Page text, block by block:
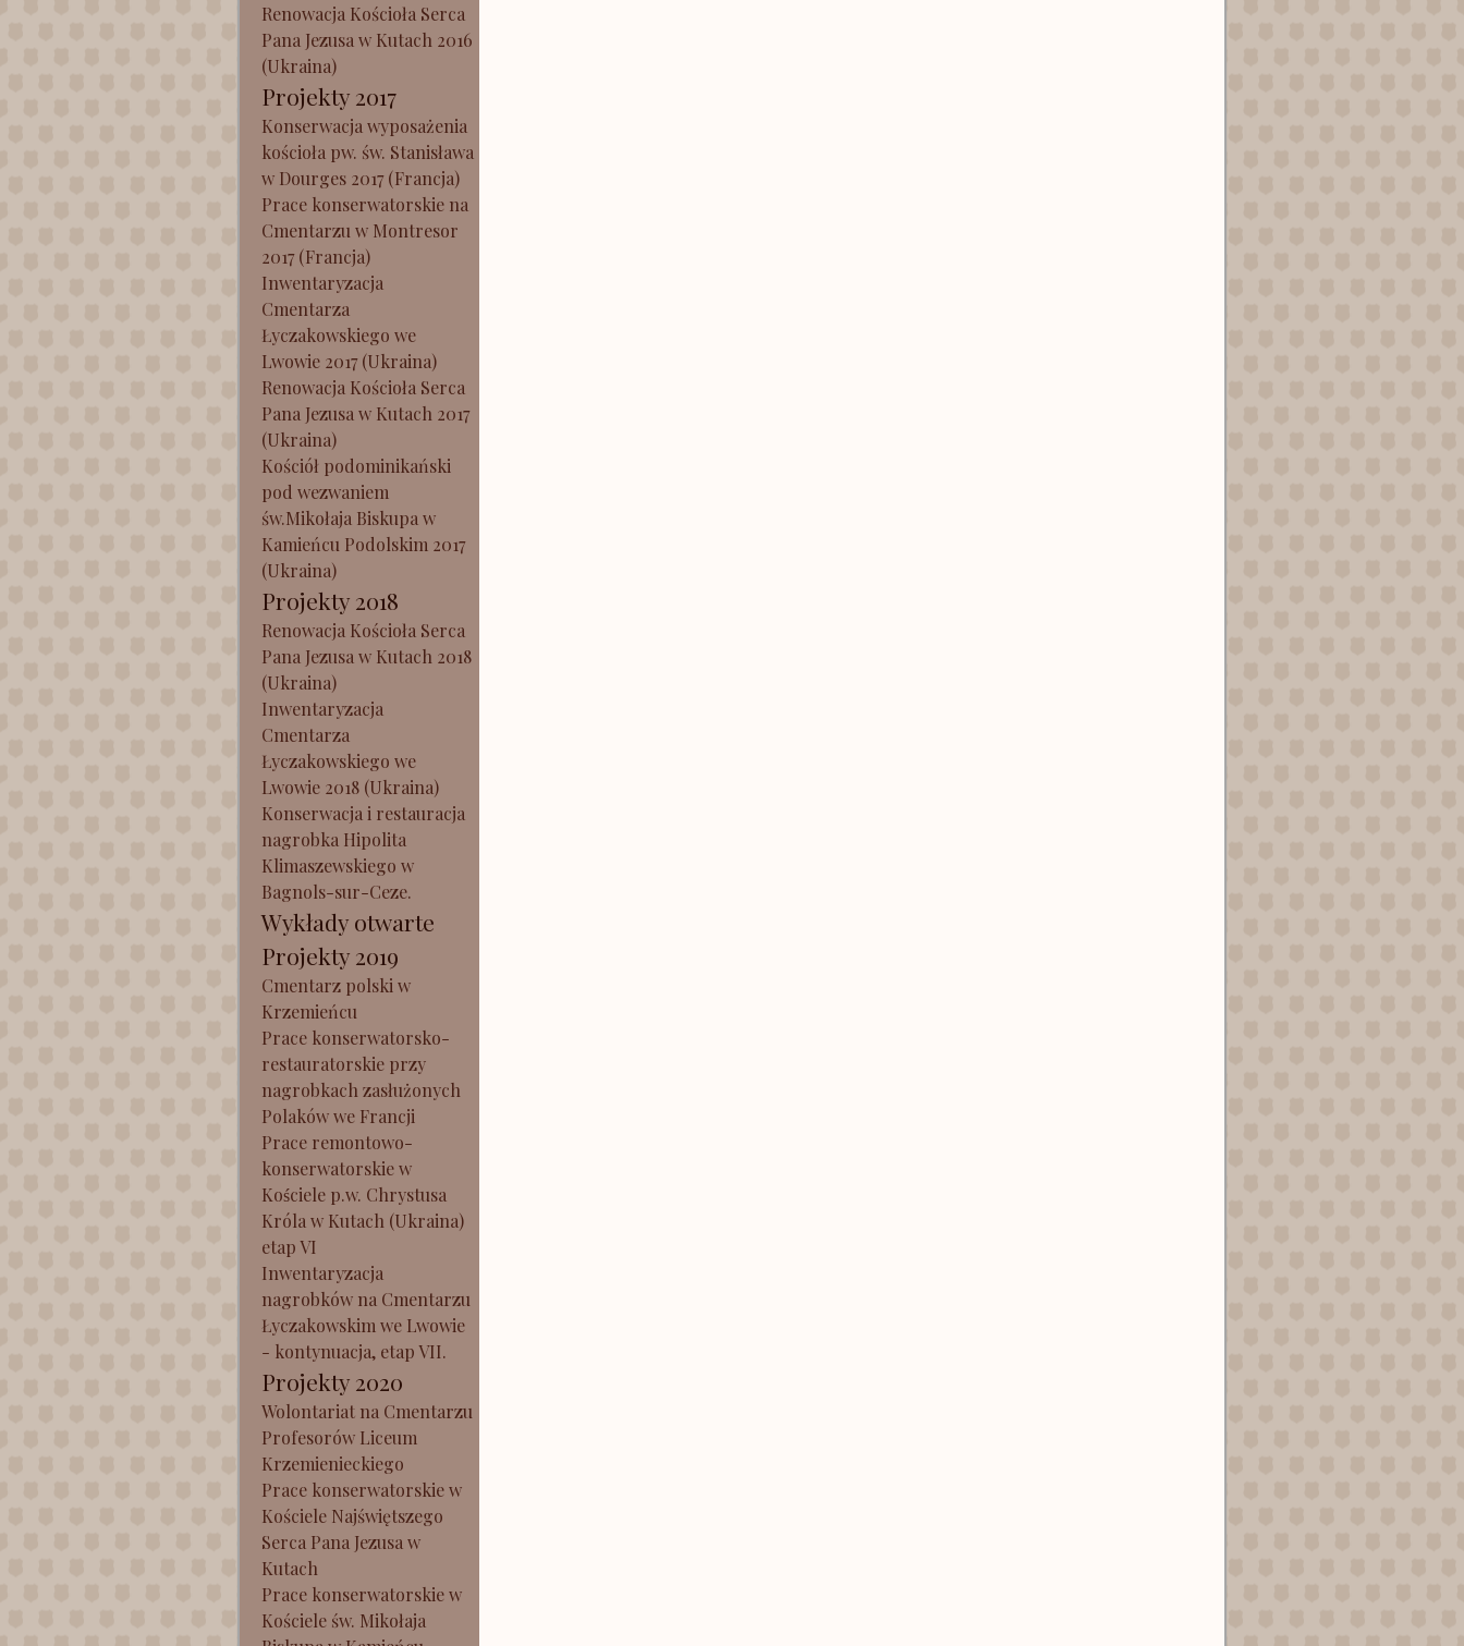
Renowacja Kościoła Serca
Pana Jezusa w Kutach 2016
(Ukraina)
Projekty 2017
Konserwacja wyposażenia
kościoła pw. św. Stanisława
w Dourges 2017 (Francja)
Prace konserwatorskie na
Cmentarzu w Montresor
2017 (Francja)
Inwentaryzacja
Cmentarza
Łyczakowskiego we
Lwowie 2017 (Ukraina)
Renowacja Kościoła Serca
Pana Jezusa w Kutach 2017
(Ukraina)
Kościół podominikański
pod wezwaniem
św.Mikołaja Biskupa w
Kamieńcu Podolskim 2017
(Ukraina)
Projekty 2018
Renowacja Kościoła Serca
Pana Jezusa w Kutach 2018
(Ukraina)
Inwentaryzacja
Cmentarza
Łyczakowskiego we
Lwowie 2018 (Ukraina)
Konserwacja i restauracja
nagrobka Hipolita
Klimaszewskiego w
Bagnols-sur-Ceze.
Wykłady otwarte
Projekty 2019
Cmentarz polski w
Krzemieńcu
Prace konserwatorsko-
restauratorskie przy
nagrobkach zasłużonych
Polaków we Francji
Prace remontowo-
konserwatorskie w
Kościele p.w. Chrystusa
Króla w Kutach (Ukraina)
etap VI
Inwentaryzacja
nagrobków na Cmentarzu
Łyczakowskim we Lwowie
- kontynuacja, etap VII.
Projekty 2020
Wolontariat na Cmentarzu
Profesorów Liceum
Krzemienieckiego
Prace konserwatorskie w
Kościele Najświętszego
Serca Pana Jezusa w
Kutach
Prace konserwatorskie w
Kościele św. Mikołaja